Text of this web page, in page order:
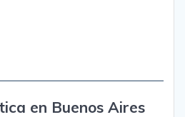
en Buenos Aires